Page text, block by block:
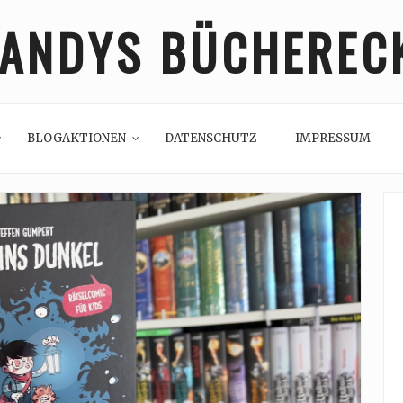
BLOGAKTIONEN DATENSCHUTZ IMPRESSUM